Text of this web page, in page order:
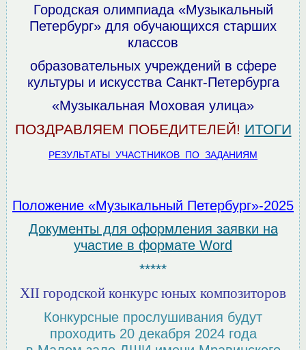
Городская олимпиада «Музыкальный
Петербург» для обучающихся старших
классов
образовательных учреждений в сфере
культуры и искусства Санкт-Петербурга
«Музыкальная Моховая улица»
ПОЗДРАВЛЯЕМ ПОБЕДИТЕЛЕЙ! ИТОГИ
РЕЗУЛЬТАТЫ УЧАСТНИКОВ ПО ЗАДАНИЯМ
Положение «Музыкальный Петербург»-2025
Документы для оформления заявки на
участие в формате Word
*****
XII городской конкурс юных композиторов
Конкурсные прослушивания будут
проходить 20 декабря 2024 года